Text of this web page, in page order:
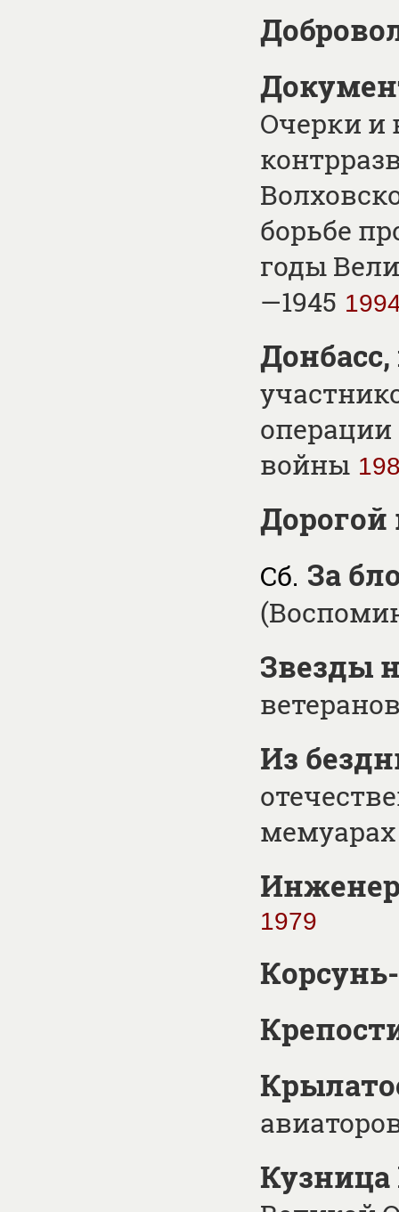
Очерки и
борьбе
годы
—1945
Донбасс,
войны
Сб. За
Звезды
Из
1979